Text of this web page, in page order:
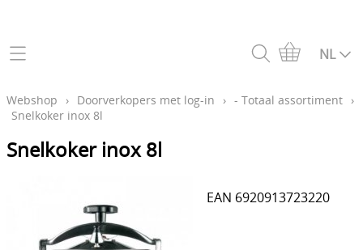
Home
Webshop
Doorverkopers met log-in
NL
Webshop › Doorverkopers met log-in › - Totaal assortiment ›
Snelkoker inox 8l
Snelkoker inox 8l
EAN 6920913723220